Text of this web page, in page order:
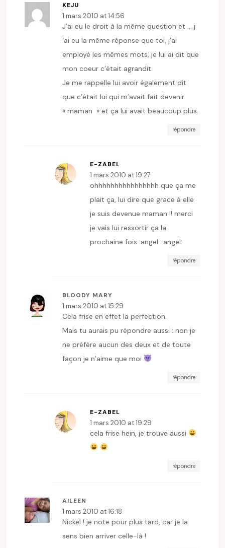
KEJU
1 mars 2010 at 14:56
J’ai eu le droit à la même question et … j
‘ai eu la même réponse que toi, j’ai
employé les mêmes mots, je lui ai dit que
mon coeur c’était agrandit.
Je me rappelle lui avoir également dit
que c’était lui qui m’avait fait devenir
« maman » et ça lui avait beaucoup plus.
répondre
E-ZABEL
1 mars 2010 at 19:27
ohhhhhhhhhhhhhhhh que ça me
plait ça, lui dire que grace à elle
je suis devenue maman !! merci
je vais lui ressortir ça la
prochaine fois :angel: :angel:
répondre
BLOODY MARY
1 mars 2010 at 15:29
Cela frise en effet la perfection.
Mais tu aurais pu répondre aussi : non je
ne préfère aucun des deux et de toute
façon je n’aime que moi
répondre
E-ZABEL
1 mars 2010 at 19:29
cela frise hein, je trouve aussi
répondre
AILEEN
1 mars 2010 at 16:18
Nickel ! je note pour plus tard, car je la
sens bien arriver celle-là !